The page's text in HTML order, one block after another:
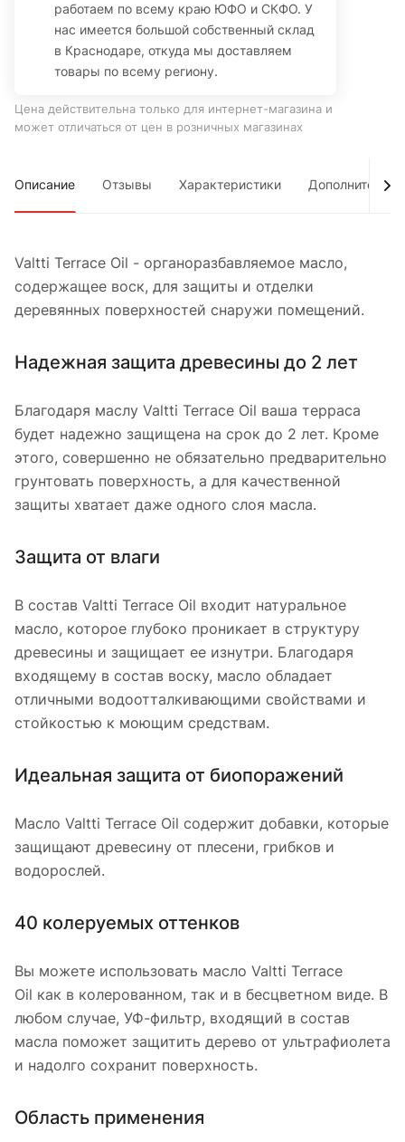
работаем по всему краю ЮФО и СКФО. У
нас имеется большой собственный склад
в Краснодаре, откуда мы доставляем
товары по всему региону.
Цена действительна только для интернет-магазина и
может отличаться от цен в розничных магазинах
Описание Отзывы Характеристики Дополнительно
Valtti Terrace Oil - органоразбавляемое масло,
содержащее воск, для защиты и отделки
деревянных поверхностей снаружи помещений.
Надежная защита древесины до 2 лет
Благодаря маслу Valtti Terrace Oil ваша терраса
будет надежно защищена на срок до 2 лет. Кроме
этого, совершенно не обязательно предварительно
грунтовать поверхность, а для качественной
защиты хватает даже одного слоя масла.
Защита от влаги
В состав Valtti Terrace Oil входит натуральное
масло, которое глубоко проникает в структуру
древесины и защищает ее изнутри. Благодаря
входящему в состав воску, масло обладает
отличными водоотталкивающими свойствами и
стойкостью к моющим средствам.
Идеальная защита от биопоражений
Масло Valtti Terrace Oil содержит добавки, которые
защищают древесину от плесени, грибков и
водорослей.
40 колеруемых оттенков
Вы можете использовать масло Valtti Terrace
Oil как в колерованном, так и в бесцветном виде. В
любом случае, УФ-фильтр, входящий в состав
масла поможет защитить дерево от ультрафиолета
и надолго сохранит поверхность.
Область применения